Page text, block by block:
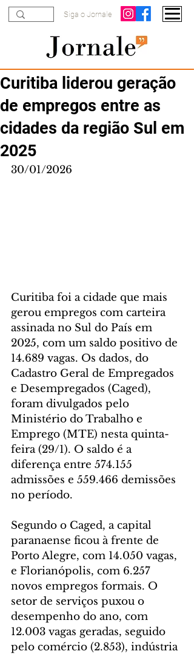
Siga o Jornale
Curitiba liderou geração
de empregos entre as
cidades da região Sul em
2025
30/01/2026
Curitiba foi a cidade que mais
gerou empregos com carteira
assinada no Sul do País em
2025, com um saldo positivo de
14.689 vagas. Os dados, do
Cadastro Geral de Empregados
e Desempregados (Caged),
foram divulgados pelo
Ministério do Trabalho e
Emprego (MTE) nesta quinta-
feira (29/1). O saldo é a
diferença entre 574.155
admissões e 559.466 demissões
no período.
Segundo o Caged, a capital
paranaense ficou à frente de
Porto Alegre, com 14.050 vagas,
e Florianópolis, com 6.257
novos empregos formais. O
setor de serviços puxou o
desempenho do ano, com
12.003 vagas geradas, seguido
pelo comércio (2.853), indústria